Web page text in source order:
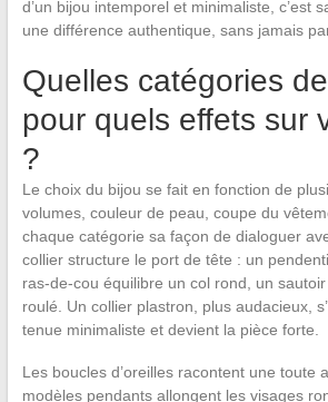
d’un bijou intemporel et minimaliste, c’est
une différence authentique, sans jamais
Quelles catégories
pour quels effets sur
?
Le choix du bijou se fait en fonction de
volumes, couleur de peau, coupe du
chaque catégorie sa façon de dialoguer
collier structure le port de tête : un
ras-de-cou équilibre un col rond, un
roulé. Un collier plastron, plus audacieux,
tenue minimaliste et devient la pièce forte.
Les boucles d’oreilles racontent une toute
modèles pendants allongent les visages